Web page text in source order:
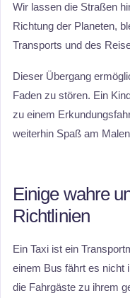
Wir lassen die Straßen
Richtung der Planeten,
Transports und des
Dieser Übergang
Faden zu stören. Ein
zu einem
weiterhin Spaß am
Einige wahre
Richtlinien
Ein Taxi ist ein
einem Bus fährt es nicht
die Fahrgäste zu ihrem